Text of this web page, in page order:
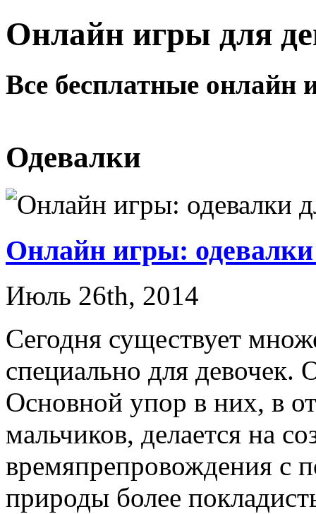
Онлайн игры для
Все бесплатные онлайн
Одевалки
Онлайн игры: одевалки
Июль 26th, 2014
Сегодня существует
специально для девочек.
Основной упор в них, в
мальчиков, делается на
времяпрепровождения с
природы более